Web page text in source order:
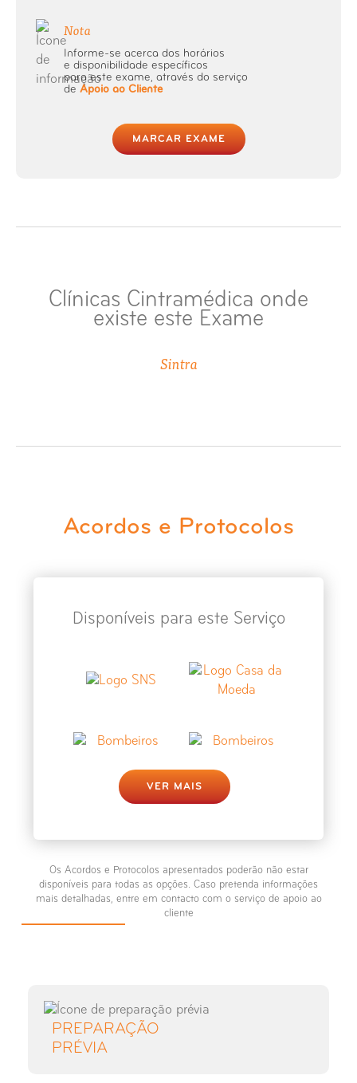
Nota
Informe-se acerca dos horários
e disponibilidade específicos
para este exame, através do serviço
de Apoio ao Cliente
MARCAR EXAME
Clínicas Cintramédica onde
existe este Exame
Sintra
Acordos e Protocolos
Disponíveis para este Serviço
VER MAIS
Os Acordos e Protocolos apresentados poderão não estar
disponíveis para todas as opções. Caso pretenda informações
mais detalhadas, entre em contacto com o serviço de apoio ao
cliente
PREPARAÇÃO
PRÉVIA